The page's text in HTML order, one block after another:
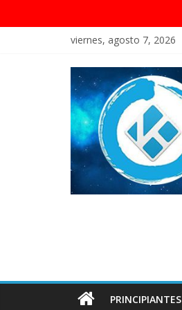
viernes, agosto 7, 2026
PRINCIPIANTES